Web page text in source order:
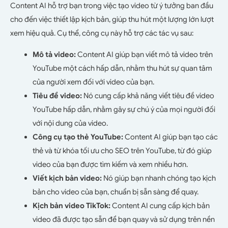
Content AI hỗ trợ bạn trong việc tạo video từ ý tưởng ban đầu
cho đến việc thiết lập kịch bản, giúp thu hút một lượng lớn lượt
xem hiệu quả. Cụ thể, công cụ này hỗ trợ các tác vụ sau:
Mô tả video:Content AI giúp bạn viết mô tả video trên
YouTube một cách hấp dẫn, nhằm thu hút sự quan tâm
của người xem đối với video của bạn.
Tiêu đề video:Nó cung cấp khả năng viết tiêu đề video
YouTube hấp dẫn, nhằm gây sự chú ý của mọi người đối
với nội dung của video.
Công cụ tạo thẻ YouTube:Content AI giúp bạn tạo các
thẻ và từ khóa tối ưu cho SEO trên YouTube, từ đó giúp
video của bạn được tìm kiếm và xem nhiều hơn.
Viết kịch bản video:Nó giúp bạn nhanh chóng tạo kịch
bản cho video của bạn, chuẩn bị sẵn sàng để quay.
Kịch bản video TikTok:Content AI cung cấp kịch bản
video đã được tạo sẵn để bạn quay và sử dụng trên nền